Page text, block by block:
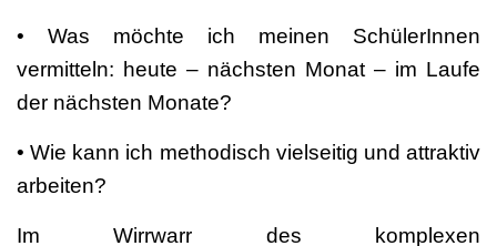
• Was möchte ich meinen SchülerInnen
vermitteln: heute – nächsten Monat – im Laufe
der nächsten Monate?
• Wie kann ich methodisch vielseitig und attraktiv
arbeiten?
Im Wirrwarr des komplexen